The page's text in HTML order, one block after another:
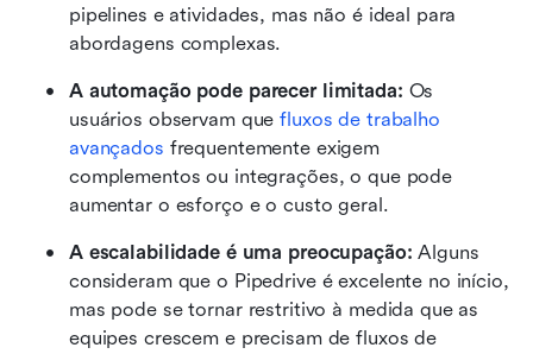
pipelines e atividades, mas não é ideal para
abordagens complexas.
A automação pode parecer limitada: Os
usuários observam que fluxos de trabalho
avançados frequentemente exigem
complementos ou integrações, o que pode
aumentar o esforço e o custo geral.
A escalabilidade é uma preocupação: Alguns
consideram que o Pipedrive é excelente no início,
mas pode se tornar restritivo à medida que as
equipes crescem e precisam de fluxos de